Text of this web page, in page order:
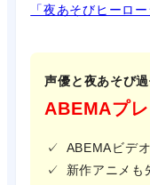
「夜あそびヒーロ
声優と夜あそび
ABEMAプ
ABEMAビデオ
新作アニメも